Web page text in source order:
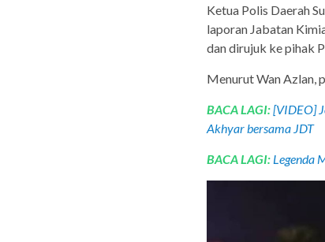
Ketua Polis Daerah
laporan Jabatan
dan dirujuk ke pihak
Menurut Wan Azlan,
BACA LAGI:[VIDEO]
Akhyar bersama JDT
BACA LAGI: Legenda